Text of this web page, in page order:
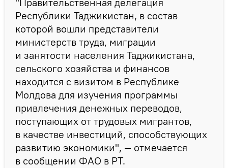
Республики Таджикистан, в состав
которой вошли представители
министерств труда, миграции
и занятости населения Таджикистана,
сельского хозяйства и финансов
находится с визитом в Республике
Молдова для изучения программы
привлечения денежных переводов,
поступающих от трудовых мигрантов,
в качестве инвестиций, способствующих
развитию экономики", — отмечается
в сообщении ФАО в РТ.